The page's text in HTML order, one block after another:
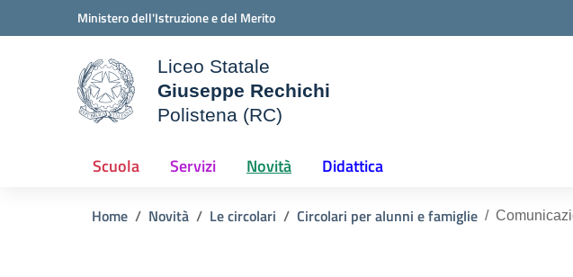
Vai ai contenuti
Vai al menu di navigazioneMinistero dell'Istruzione e del Merito
della scuola
Liceo Statale
Giuseppe Rechichi
Polistena (RC)
Scuola Servizi Novità Didattica
Home Novità Le circolari Circolari per alunni e famiglie